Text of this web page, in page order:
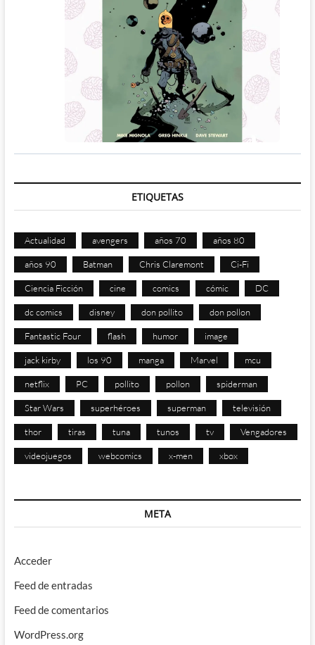
ETIQUETAS
Actualidad avengers años 70 años 80
años 90 Batman Chris Claremont Ci-Fi
Ciencia Ficción cine comics cómic DC
dc comics disney don pollito don pollon
Fantastic Four flash humor image
jack kirby los 90 manga Marvel mcu
netflix PC pollito pollon spiderman
Star Wars superhéroes superman televisión
thor tiras tuna tunos tv Vengadores
videojuegos webcomics x-men xbox
META
Acceder
Feed de entradas
Feed de comentarios
WordPress.org